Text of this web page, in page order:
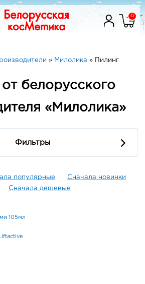
0
» Милолика » Пилинг
от белорусского
«Милолика»
Фильтры
популярные
Сначала новинки
Сначала дешевые
105мл